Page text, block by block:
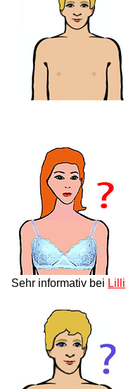
Sehr informativ bei Lilli